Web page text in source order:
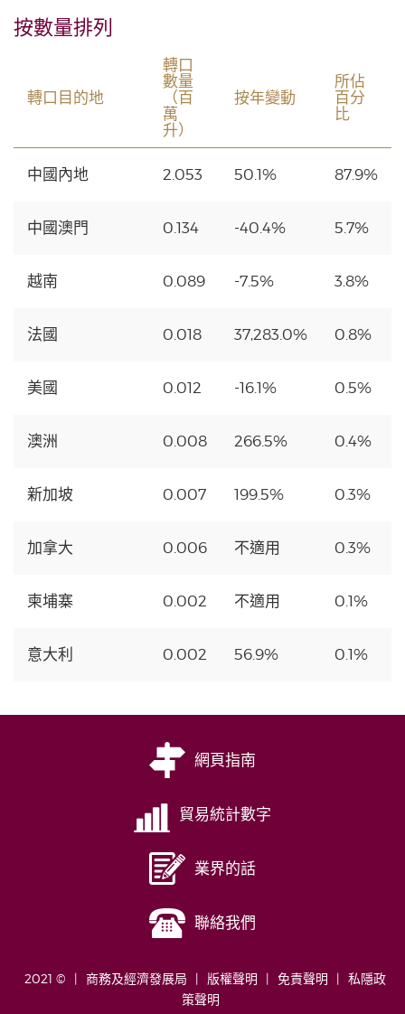
按數量排列
轉口目的地
轉口
數量
（百
萬
升）
按年變動
所佔
百分
比
中國內地 2.053 50.1% 87.9%
中國澳門 0.134 -40.4% 5.7%
越南 0.089 -7.5% 3.8%
法國 0.018 37,283.0% 0.8%
美國 0.012 -16.1% 0.5%
澳洲 0.008 266.5% 0.4%
新加坡 0.007 199.5% 0.3%
加拿大 0.006 不適用 0.3%
柬埔寨 0.002 不適用 0.1%
意大利 0.002 56.9% 0.1%
網頁指南
貿易統計數字
業界的話
聯絡我們
2021 © 商務及經濟發展局 版權聲明 免責聲明
私隱政
策聲明